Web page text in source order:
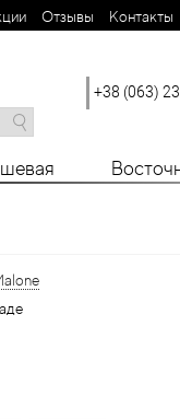
Отзывы Контакты
+38 (063)